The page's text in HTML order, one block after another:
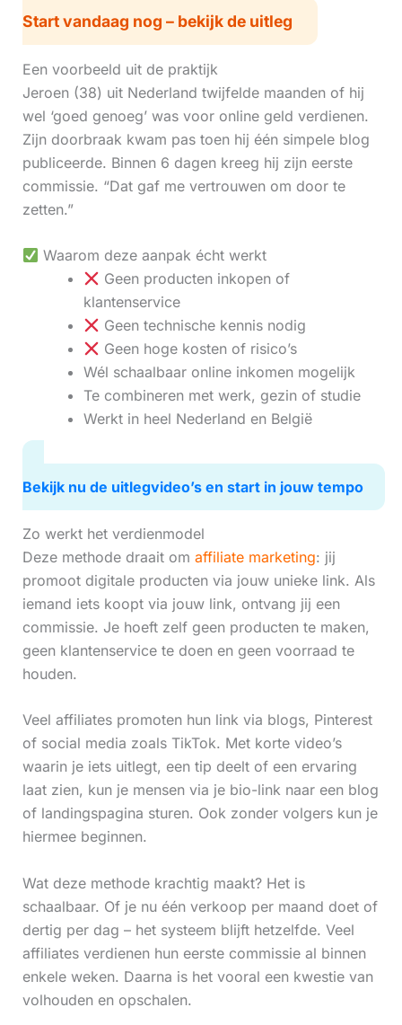
Start vandaag nog – bekijk de uitleg
Een voorbeeld uit de praktijk
Jeroen (38) uit Nederland twijfelde maanden of hij
wel ‘goed genoeg’ was voor online geld verdienen.
Zijn doorbraak kwam pas toen hij één simpele blog
publiceerde. Binnen 6 dagen kreeg hij zijn eerste
commissie. “Dat gaf me vertrouwen om door te
zetten.”
Waarom deze aanpak écht werkt
Geen producten inkopen of
klantenservice
Geen technische kennis nodig
Geen hoge kosten of risico’s
Wél schaalbaar online inkomen mogelijk
Te combineren met werk, gezin of studie
Werkt in heel Nederland en België
Bekijk nu de uitlegvideo’s en start in jouw tempo
Zo werkt het verdienmodel
Deze methode draait om affiliate marketing: jij
promoot digitale producten via jouw unieke link. Als
iemand iets koopt via jouw link, ontvang jij een
commissie. Je hoeft zelf geen producten te maken,
geen klantenservice te doen en geen voorraad te
houden.
Veel affiliates promoten hun link via blogs, Pinterest
of social media zoals TikTok. Met korte video’s
waarin je iets uitlegt, een tip deelt of een ervaring
laat zien, kun je mensen via je bio-link naar een blog
of landingspagina sturen. Ook zonder volgers kun je
hiermee beginnen.
Wat deze methode krachtig maakt? Het is
schaalbaar. Of je nu één verkoop per maand doet of
dertig per dag – het systeem blijft hetzelfde. Veel
affiliates verdienen hun eerste commissie al binnen
enkele weken. Daarna is het vooral een kwestie van
volhouden en opschalen.